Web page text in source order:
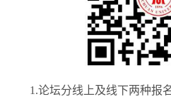
1.论坛分线上及线下两种报